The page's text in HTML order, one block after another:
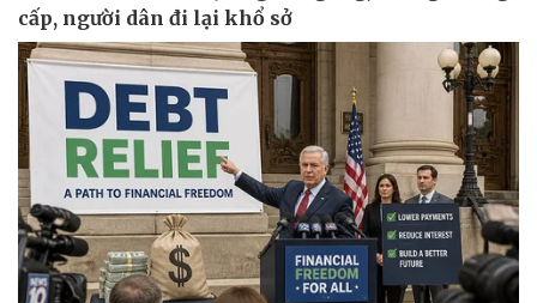
Thể thao
Bóng đá
Lịch thi đấu bóng đá
Thế giới thể thao
Ô tô - Xe máy
Ô tô
Xe máy
Tư vấn